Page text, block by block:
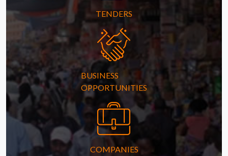
TENDERS
BUSINESS
OPPORTUNITIES
COMPANIES